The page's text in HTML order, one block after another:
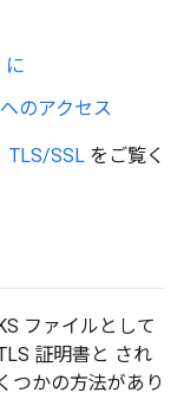
に
のアクセス
TLS/SSL をご覧く
ファイルとして
証明書と され
つかの方法があり